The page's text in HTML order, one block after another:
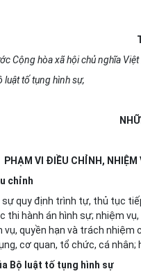
Cộng hòa xã hội chủ nghĩa Việt
luật tố tụng hình sự,
PHẠM VI ĐIỀU CHỈNH,
chỉnh
sựquy định trình tự, thủ tục
thi hành án hình sự; nhiệm
vụ, quyền hạn và trách
cơ quan, tổ chức, cá
Bộ luật tố tụng hình sự